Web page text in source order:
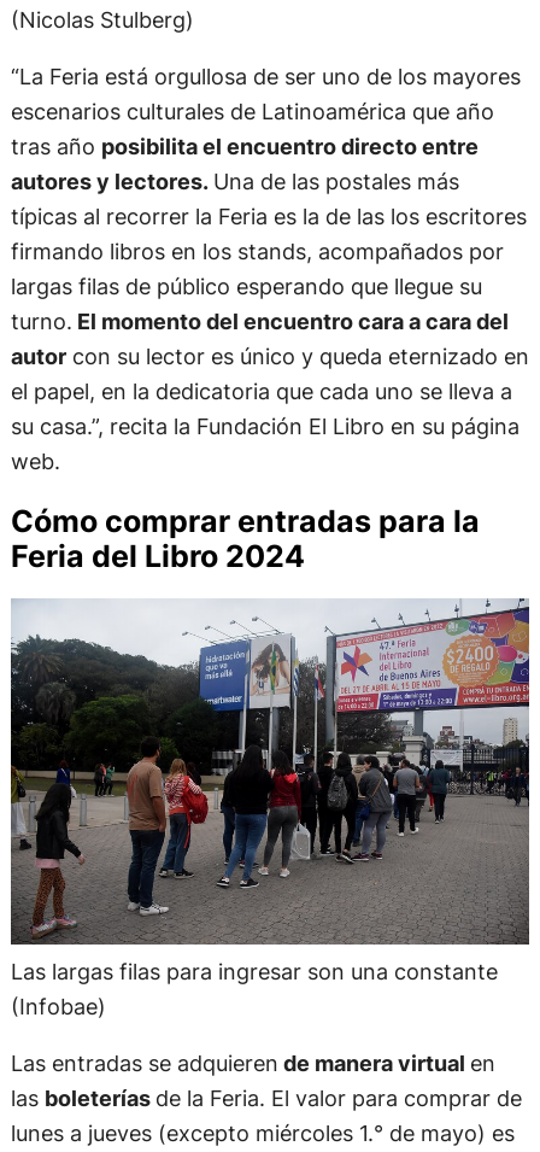
(Nicolas Stulberg)
“La Feria está orgullosa de ser uno de los mayores
escenarios culturales de Latinoamérica que año
tras año posibilita el encuentro directo entre
autores y lectores. Una de las postales más
típicas al recorrer la Feria es la de las los escritores
firmando libros en los stands, acompañados por
largas filas de público esperando que llegue su
turno. El momento del encuentro cara a cara del
autorcon su lector es único y queda eternizado en
el papel, en la dedicatoria que cada uno se lleva a
su casa.”, recita la Fundación El Libro en su página
web.
Cómo comprar entradas para la
Feria del Libro 2024
Las largas filas para ingresar son una constante
(Infobae)
Las entradas se adquieren de manera virtual en
las boleterías de la Feria. El valor para comprar de
lunes a jueves (excepto miércoles 1.° de mayo) es